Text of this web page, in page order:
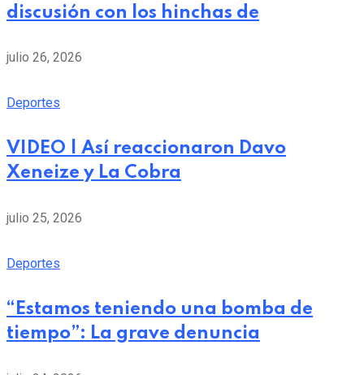
discusión con los hinchas de
julio 26, 2026
Deportes
VIDEO | Así reaccionaron Davo
Xeneize y La Cobra
julio 25, 2026
Deportes
“Estamos teniendo una bomba de
tiempo”: La grave denuncia